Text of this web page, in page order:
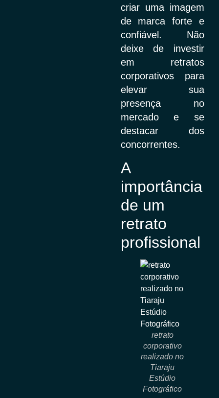
criar uma imagem
de marca forte e
confiável. Não
deixe de investir
em retratos
corporativos para
elevar sua
presença no
mercado e se
destacar dos
concorrentes.
A
importância
de um
retrato
profissional
retrato
corporativo
realizado no
Tiaraju
Estúdio
Fotográfico